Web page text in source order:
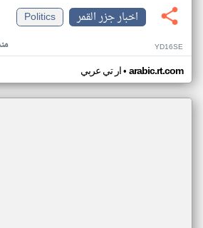
اخبار جزر القمر
Politics
منذ YD16SE
ار تي عربي• arabic.rt.com